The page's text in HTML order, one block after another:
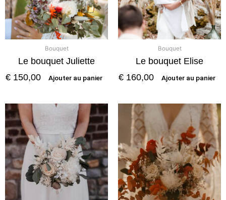
Bouquet
Le bouquet Juliette
€ 150,00 Ajouter au panier
Bouquet
Le bouquet Elise
€ 160,00 Ajouter au panier